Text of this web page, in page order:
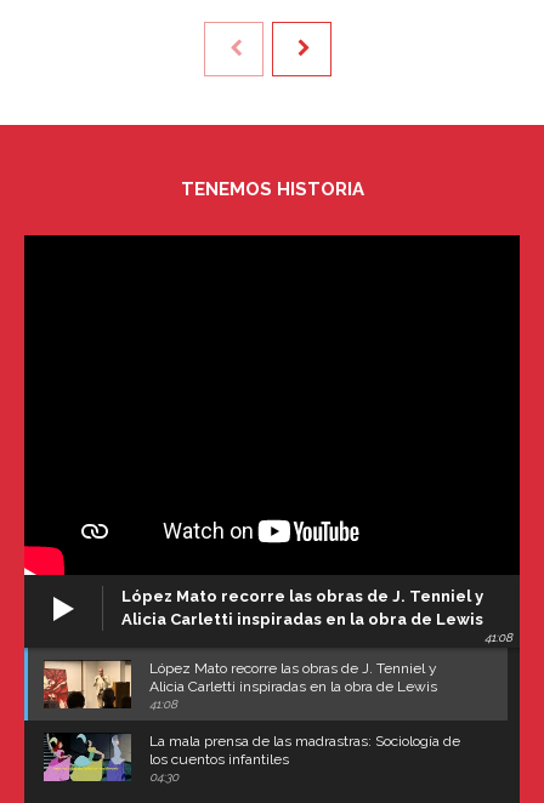
TENEMOS HISTORIA
López Mato recorre las obras de J. Tenniel y
Alicia Carletti inspiradas en la obra de Lewis
41:08
López Mato recorre las obras de J. Tenniel y
Alicia Carletti inspiradas en la obra de Lewis
Carroll
41:08
La mala prensa de las madrastras: Sociología de
los cuentos infantiles
04:30